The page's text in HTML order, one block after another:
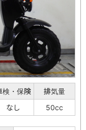
検・保険
排気量
なし 50cc